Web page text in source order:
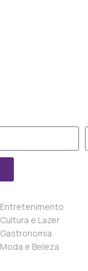
Entretenimento
Cultura e Lazer
Gastronomia
Moda e Beleza